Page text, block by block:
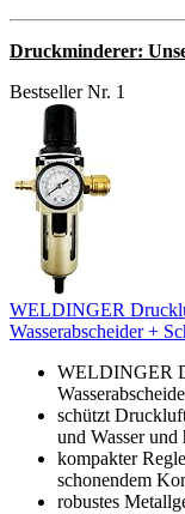
Druckminderer:
Bestseller Nr. 1
WELDINGER
Wasserabscheider +
WELDINGER
schützt
und Wasser
kompakter
schonendem
robustes